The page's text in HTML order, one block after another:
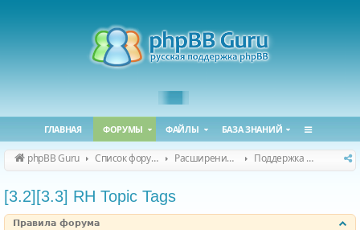
ГЛАВНАЯ ФОРУМЫ ФАЙЛЫ БАЗА ЗНАНИЙ
phpBB Guru Список форумов Расширения phpBB Поддержка расширений для phpBB
[3.2][3.3] RH Topic Tags
Правила форума